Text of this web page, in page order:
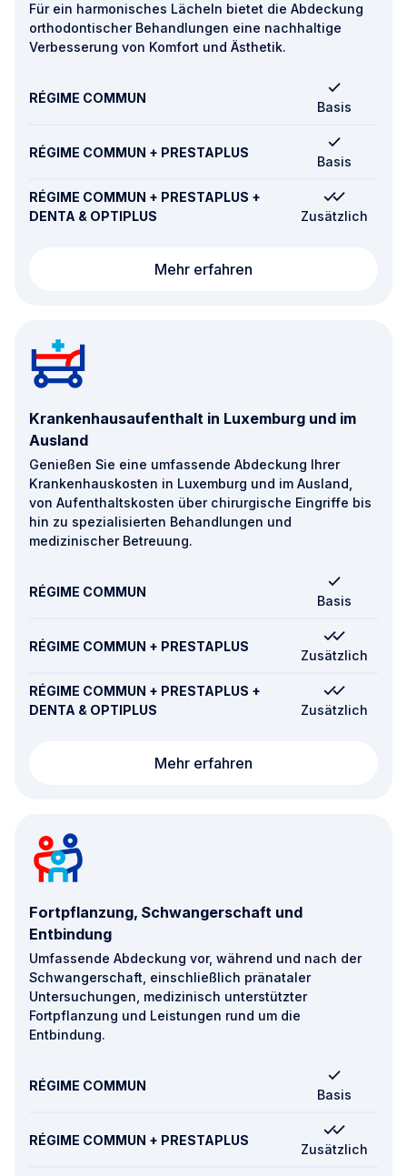
Für ein harmonisches Lächeln bietet die Abdeckung
orthodontischer Behandlungen eine nachhaltige
Verbesserung von Komfort und Ästhetik.
RÉGIME COMMUN
Basis
RÉGIME COMMUN + PRESTAPLUS
Basis
RÉGIME COMMUN + PRESTAPLUS +
DENTA & OPTIPLUS
Zusätzlich
Mehr erfahren
Krankenhausaufenthalt in Luxemburg und im
Ausland
Genießen Sie eine umfassende Abdeckung Ihrer
Krankenhauskosten in Luxemburg und im Ausland,
von Aufenthaltskosten über chirurgische Eingriffe bis
hin zu spezialisierten Behandlungen und
medizinischer Betreuung.
RÉGIME COMMUN
Basis
RÉGIME COMMUN + PRESTAPLUS
Zusätzlich
RÉGIME COMMUN + PRESTAPLUS +
DENTA & OPTIPLUS
Zusätzlich
Mehr erfahren
Fortpflanzung, Schwangerschaft und
Entbindung
Umfassende Abdeckung vor, während und nach der
Schwangerschaft, einschließlich pränataler
Untersuchungen, medizinisch unterstützter
Fortpflanzung und Leistungen rund um die
Entbindung.
RÉGIME COMMUN
Basis
RÉGIME COMMUN + PRESTAPLUS
Zusätzlich